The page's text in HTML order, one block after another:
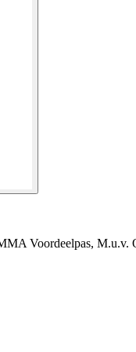
Voordeelpas, M.u.v.